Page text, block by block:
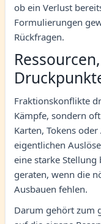
ob ein Verlust
Formulierungen
Rückfragen.
Fraktionskonflikte
Kämpfe, sondern
Karten, Tokens
eigentlichen
eine starke
geraten, wenn die
Ausbauen fehlen.
Darum gehört zum